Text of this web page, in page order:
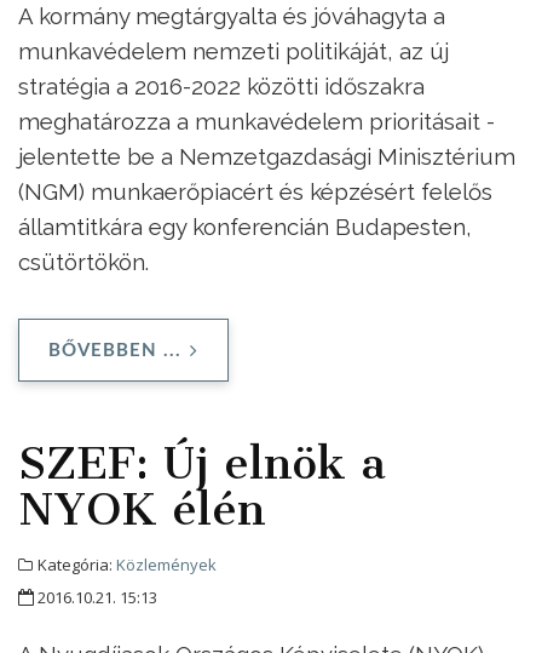
A kormány megtárgyalta és jóváhagyta a
munkavédelem nemzeti politikáját, az új
stratégia a 2016-2022 közötti időszakra
meghatározza a munkavédelem prioritásait -
jelentette be a Nemzetgazdasági Minisztérium
(NGM) munkaerőpiacért és képzésért felelős
államtitkára egy konferencián Budapesten,
csütörtökön.
BŐVEBBEN ...
SZEF: Új elnök a
NYOK élén
Kategória: Közlemények
2016.10.21. 15:13